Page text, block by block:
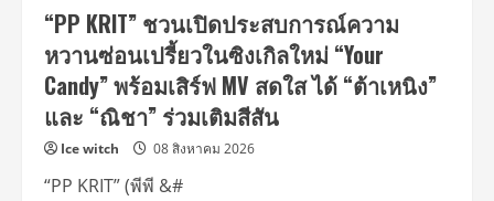
“ห้อง
รับ
บริจาค
โลหิต
ประจำ
ที่
(Fixed
Station)”
แห่ง
แรก
ใน
ศูนย์การค้า
“PP KRIT” ชวนเปิดประสบการณ์ความ
หวานซ่อนเปรี้ยวในซิงเกิลใหม่ “Your
Candy” พร้อมเสิร์ฟ MV สดใส ได้ “ต้าเหนิง”
และ “ณิชา” ร่วมเติมสีสัน
Ice witch 08 สิงหาคม 2026
“PP KRIT” (พีพี &#